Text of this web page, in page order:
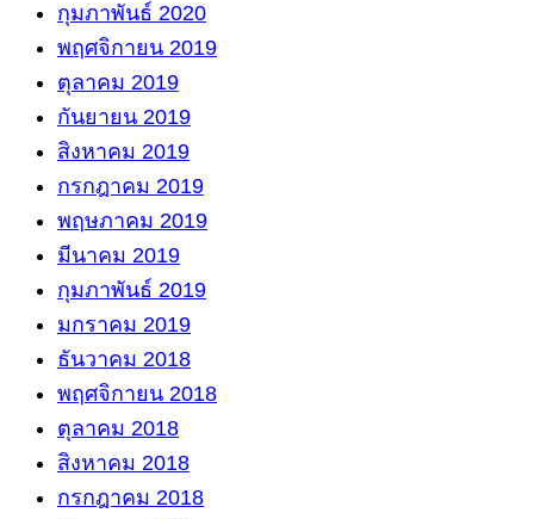
กุมภาพันธ์ 2020
พฤศจิกายน 2019
ตุลาคม 2019
กันยายน 2019
สิงหาคม 2019
กรกฎาคม 2019
พฤษภาคม 2019
มีนาคม 2019
กุมภาพันธ์ 2019
มกราคม 2019
ธันวาคม 2018
พฤศจิกายน 2018
ตุลาคม 2018
สิงหาคม 2018
กรกฎาคม 2018